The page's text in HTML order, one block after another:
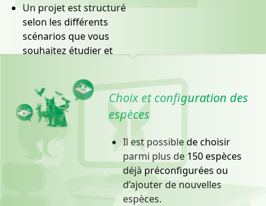
Un projet est structuré
selon les différents
scénarios que vous
souhaitez étudier et
d’en ajouter autant que
nécessaire.
En version SaaS, un
tableau de bord vous
permet de suivre en un
coup d’œil l’avancement
des simulations de tous
Choix et configuration des
espèces
Il est possible de choisir
parmi plus de 150 espèces
déjà préconfigurées ou
d’ajouter de nouvelles
espèces.